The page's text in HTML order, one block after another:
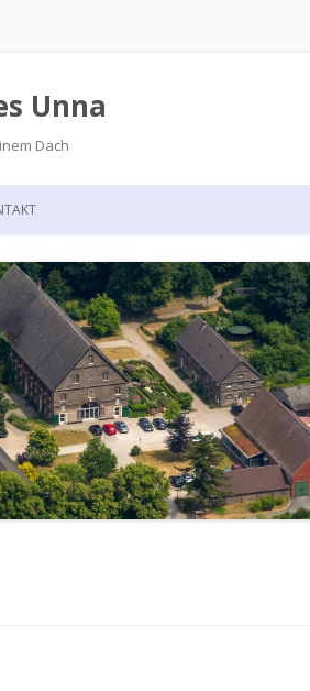
Unna
Dach
Zum